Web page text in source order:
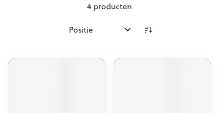
4 producten
Sorteer op: